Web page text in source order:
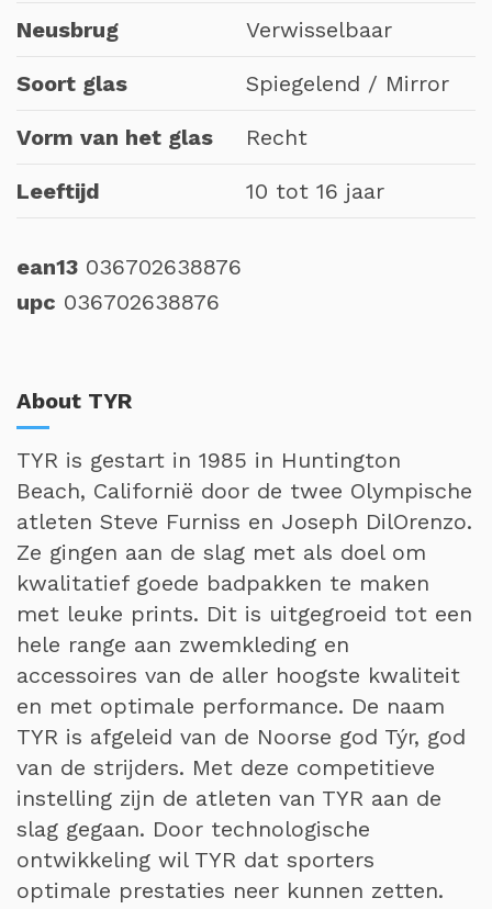
Neusbrug Verwisselbaar
Soort glas Spiegelend / Mirror
Vorm van het glas Recht
Leeftijd 10 tot 16 jaar
ean13 036702638876
upc 036702638876
About TYR
TYR is gestart in 1985 in Huntington
Beach, Californië door de twee Olympische
atleten Steve Furniss en Joseph DilOrenzo.
Ze gingen aan de slag met als doel om
kwalitatief goede badpakken te maken
met leuke prints. Dit is uitgegroeid tot een
hele range aan zwemkleding en
accessoires van de aller hoogste kwaliteit
en met optimale performance. De naam
TYR is afgeleid van de Noorse god Týr, god
van de strijders. Met deze competitieve
instelling zijn de atleten van TYR aan de
slag gegaan. Door technologische
ontwikkeling wil TYR dat sporters
optimale prestaties neer kunnen zetten.